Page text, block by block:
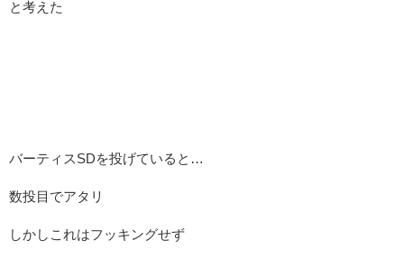
と考えた
バーティスSDを投げていると…
数投目でアタリ
しかしこれはフッキングせず